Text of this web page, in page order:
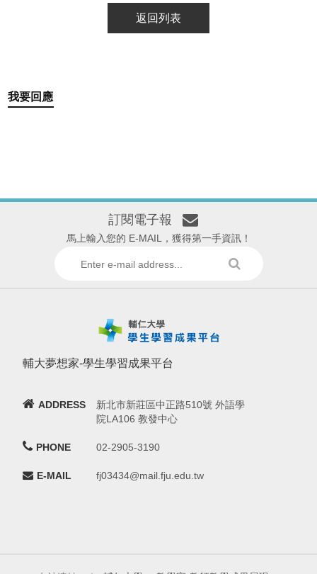
返回列表
我要回應
訂閱電子報
馬上輸入您的 E-MAIL，獲得第一手資訊！
輔大夢想家-學生學習成果平台
ADDRESS
新北市新莊區中正路510號 外語學
院LA106 教發中心
PHONE 02-2905-3190
E-MAIL fj03434@mail.fju.edu.tw